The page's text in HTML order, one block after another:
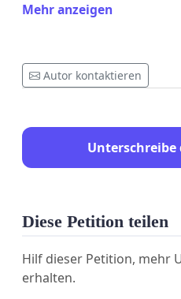
Mehr anzeigen
Autor kontaktieren
Unterschreibe
Diese Petition teilen
Hilf dieser Petition, mehr
erhalten.